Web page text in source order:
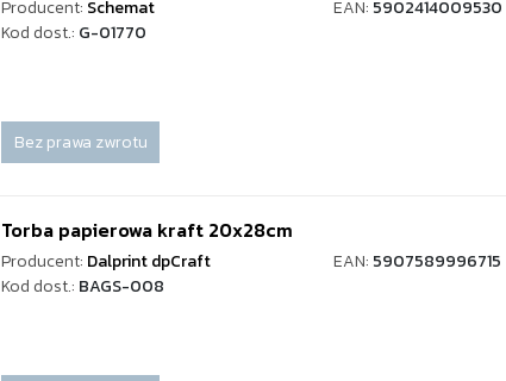
Producent: Schemat EAN: 5902414009530
Kod dost.: G-01770
Bez prawa zwrotu
Torba papierowa kraft 20x28cm
Producent: Dalprint dpCraft EAN: 5907589996715
Kod dost.: BAGS-008